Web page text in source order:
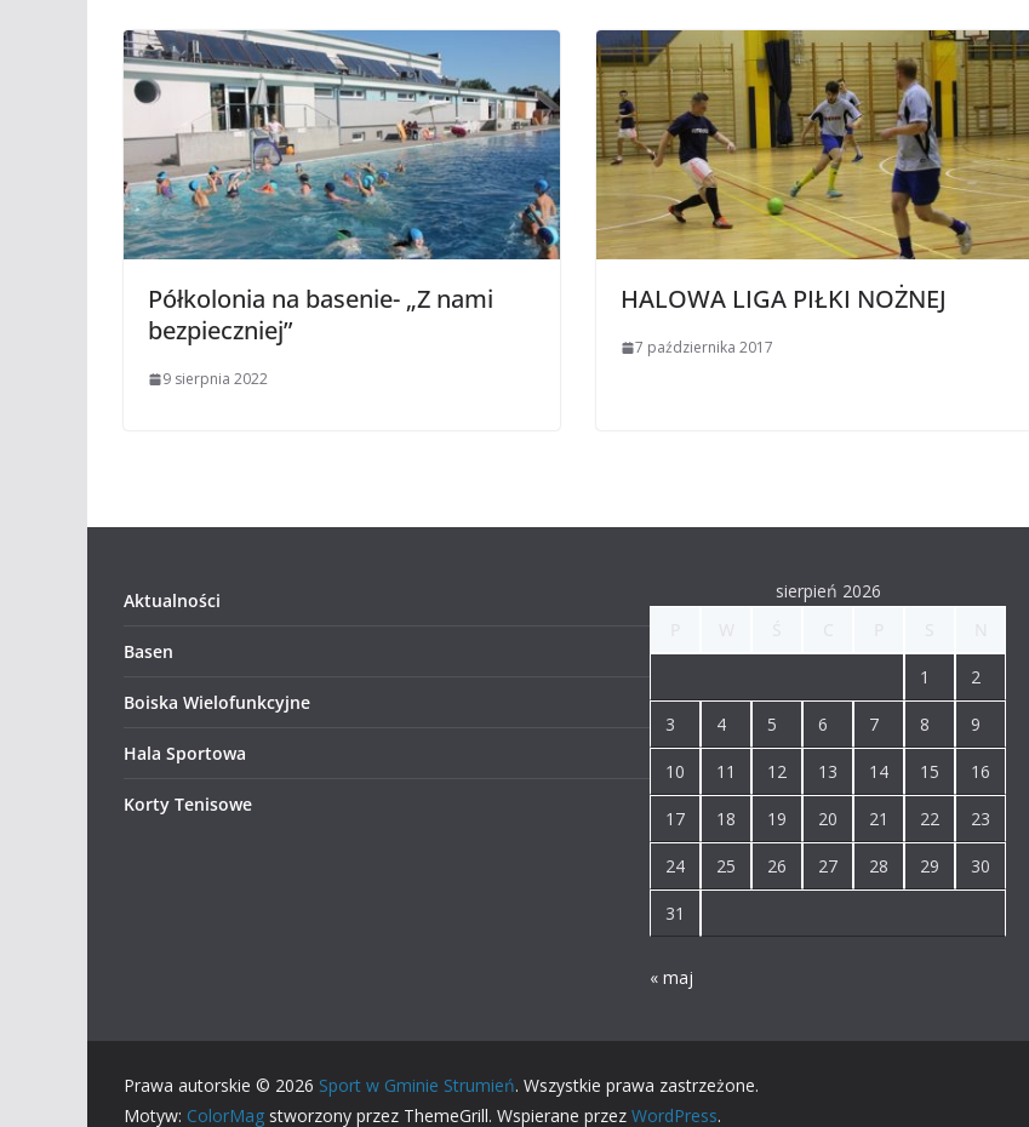
Półkolonia na basenie- „Z nami
bezpieczniej”
9 sierpnia 2022
HALOWA LIGA PIŁKI NOŻNEJ
7 października 2017
Aktualności
Basen
Boiska Wielofunkcyjne
Hala Sportowa
Korty Tenisowe
sierpień 2026
1 2
3 4 5 6 7 8 9
10 11 12 13 14 15 16
17 18 19 20 21 22 23
24 25 26 27 28 29 30
31
« maj
Prawa autorskie © 2026 Sport w Gminie Strumień. Wszystkie prawa zastrzeżone.
Motyw: ColorMag stworzony przez ThemeGrill. Wspierane przez WordPress.